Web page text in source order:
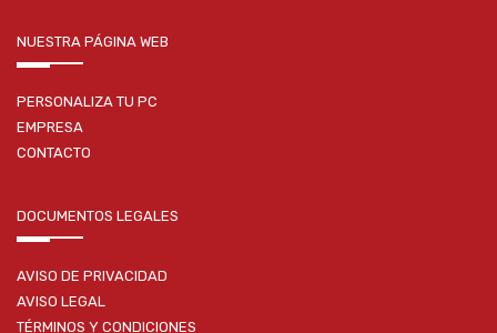
NUESTRA PÁGINA WEB
PERSONALIZA TU PC
EMPRESA
CONTACTO
DOCUMENTOS LEGALES
AVISO DE PRIVACIDAD
AVISO LEGAL
TÉRMINOS Y CONDICIONES